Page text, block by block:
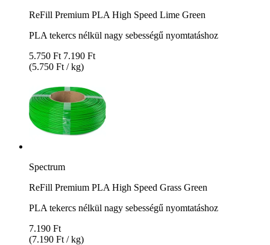
ReFill Premium PLA High Speed Lime Green
PLA tekercs nélkül nagy sebességű nyomtatáshoz
5.750 Ft 7.190 Ft
(5.750 Ft / kg)
Spectrum
ReFill Premium PLA High Speed Grass Green
PLA tekercs nélkül nagy sebességű nyomtatáshoz
7.190 Ft
(7.190 Ft / kg)